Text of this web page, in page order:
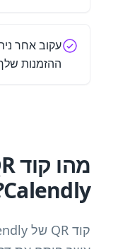
עקוב אחר
ההזמנות
Calendly?